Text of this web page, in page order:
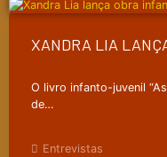
XANDRA LIA
O livro infanto-juvenil
de…
Entrevistas